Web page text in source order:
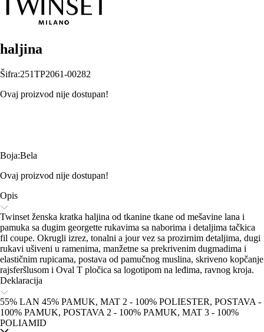
haljina
Šifra:251TP2061-00282
Ovaj proizvod nije dostupan!
Boja:Bela
Ovaj proizvod nije dostupan!
Opis
Twinset ženska kratka haljina od tkanine tkane od mešavine lana i
pamuka sa dugim georgette rukavima sa naborima i detaljima tačkica
fil coupe. Okrugli izrez, tonalni a jour vez sa prozirnim detaljima, dugi
rukavi ušiveni u ramenima, manžetne sa prekrivenim dugmadima i
elastičnim rupicama, postava od pamučnog muslina, skriveno kopčanje
rajsferšlusom i Oval T pločica sa logotipom na leđima, ravnog kroja.
Deklaracija
55% LAN 45% PAMUK, MAT 2 - 100% POLIESTER, POSTAVA -
100% PAMUK, POSTAVA 2 - 100% PAMUK, MAT 3 - 100%
POLIAMID